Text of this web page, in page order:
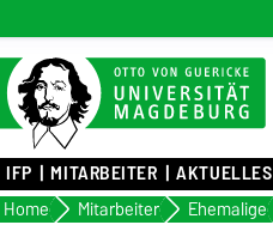
IFP MITARBEITER AKTUELLES
Home Mitarbeiter Ehemalige